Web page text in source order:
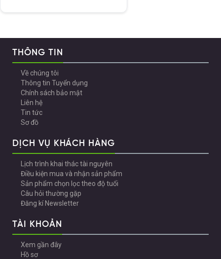
THÔNG TIN
Về chúng tôi
Thông tin Tuyển dụng
Chính sách bảo mật
Liên hệ
Tin tức
Sơ đồ
DỊCH VỤ KHÁCH HÀNG
Lịch trình khai thác tài nguyên
Điều kiện mua và nhận sản phẩm
Sản phẩm chọn lọc theo độ tuổi
Câu hỏi thường gặp
Đăng kí Newsletter
TÀI KHOẢN
Xem gần đây
Hồ sơ